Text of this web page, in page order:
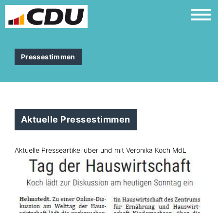
Pressestimmen
Aktuelle Pressestimmen
Aktuelle Presseartikel über und mit Veronika Koch MdL